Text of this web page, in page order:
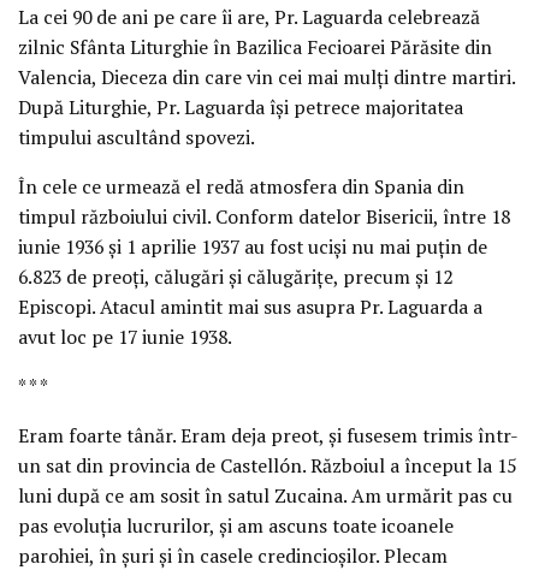
La cei 90 de ani pe care îi are, Pr. Laguarda celebrează
zilnic Sfânta Liturghie în Bazilica Fecioarei Părăsite din
Valencia, Dieceza din care vin cei mai mulţi dintre martiri.
După Liturghie, Pr. Laguarda îşi petrece majoritatea
timpului ascultând spovezi.
În cele ce urmează el redă atmosfera din Spania din
timpul războiului civil. Conform datelor Bisericii, între 18
iunie 1936 şi 1 aprilie 1937 au fost ucişi nu mai puţin de
6.823 de preoţi, călugări şi călugăriţe, precum şi 12
Episcopi. Atacul amintit mai sus asupra Pr. Laguarda a
avut loc pe 17 iunie 1938.
* * *
Eram foarte tânăr. Eram deja preot, şi fusesem trimis într-
un sat din provincia de Castellón. Războiul a început la 15
luni după ce am sosit în satul Zucaina. Am urmărit pas cu
pas evoluţia lucrurilor, şi am ascuns toate icoanele
parohiei, în şuri şi în casele credincioşilor. Plecam